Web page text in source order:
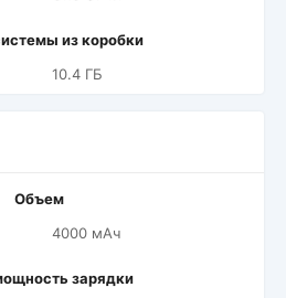
из коробки
10.4 ГБ
Объем
4000 мАч
зарядки